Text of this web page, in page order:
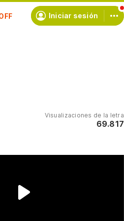
Iniciar sesión
Visualizaciones de la letra
69.817